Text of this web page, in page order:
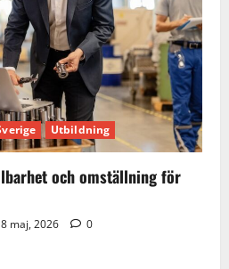
Utbildning
och omställning för
maj, 2026 0